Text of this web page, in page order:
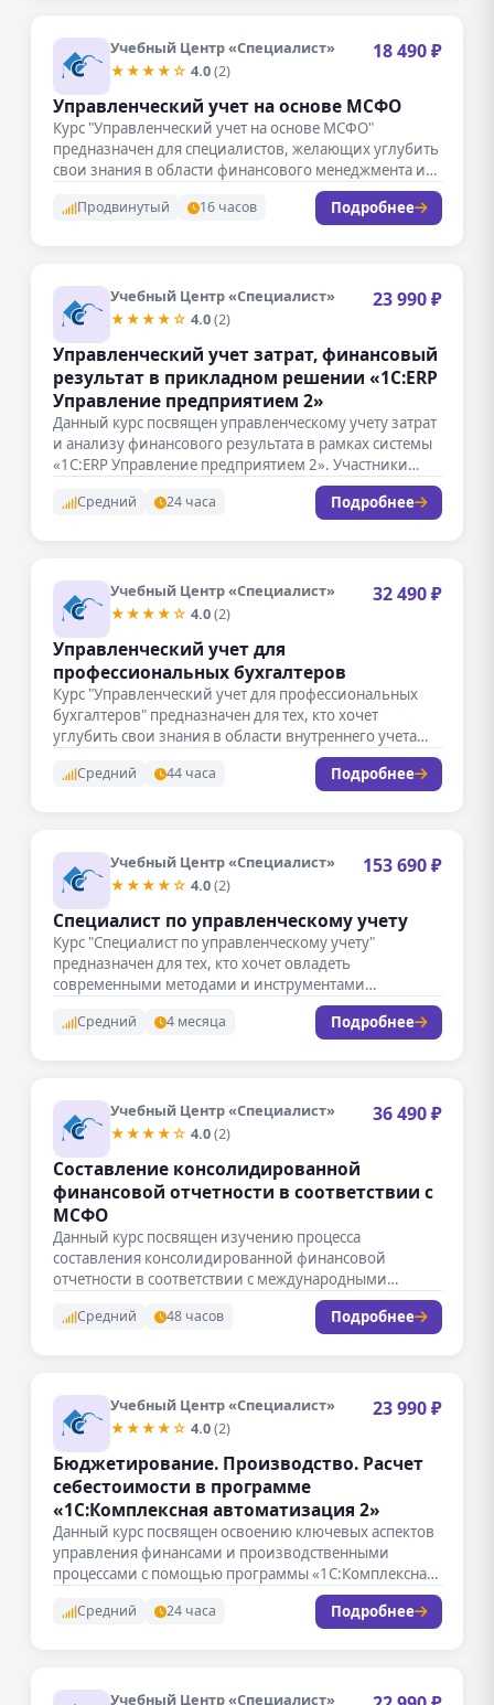
Учебный Центр «Специалист»
★★★★☆ 4.0(2)
18 490 ₽
Управленческий учет на основе МСФО
Курс "Управленческий учет на основе МСФО"
предназначен для специалистов, желающих углубить
свои знания в области финансового менеджмента и…
Продвинутый 16 часов Подробнее
Учебный Центр «Специалист»
★★★★☆ 4.0(2)
23 990 ₽
Управленческий учет затрат, финансовый
результат в прикладном решении «1С:ERP
Управление предприятием 2»
Данный курс посвящен управленческому учету затрат
и анализу финансового результата в рамках системы
«1С:ERP Управление предприятием 2». Участники…
Средний 24 часа Подробнее
Учебный Центр «Специалист»
★★★★☆ 4.0(2)
32 490 ₽
Управленческий учет для
профессиональных бухгалтеров
Курс "Управленческий учет для профессиональных
бухгалтеров" предназначен для тех, кто хочет
углубить свои знания в области внутреннего учета…
Средний 44 часа Подробнее
Учебный Центр «Специалист»
★★★★☆ 4.0(2)
153 690 ₽
Специалист по управленческому учету
Курс "Специалист по управленческому учету"
предназначен для тех, кто хочет овладеть
современными методами и инструментами
Средний 4 месяца Подробнее
Учебный Центр «Специалист»
★★★★☆ 4.0(2)
36 490 ₽
Составление консолидированной
финансовой отчетности в соответствии с
МСФО
Данный курс посвящен изучению процесса
составления консолидированной финансовой
отчетности в соответствии с международными
стандартами финансовой отчетности (МСФО).
Студенты…
Средний 48 часов Подробнее
Учебный Центр «Специалист»
★★★★☆ 4.0(2)
23 990 ₽
Бюджетирование. Производство. Расчет
себестоимости в программе
«1С:Комплексная автоматизация 2»
Данный курс посвящен освоению ключевых аспектов
управления финансами и производственными
процессами с помощью программы «1С:Комплексная
Средний 24 часа Подробнее
Учебный Центр «Специалист»